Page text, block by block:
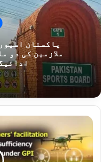
پاکستان
ملازمین کی دو
جی
آئی
کے